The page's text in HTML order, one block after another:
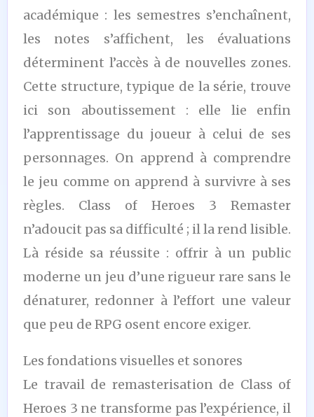
académique : les semestres s’enchaînent,
les notes s’affichent, les évaluations
déterminent l’accès à de nouvelles zones.
Cette structure, typique de la série, trouve
ici son aboutissement : elle lie enfin
l’apprentissage du joueur à celui de ses
personnages. On apprend à comprendre
le jeu comme on apprend à survivre à ses
règles. Class of Heroes 3 Remaster
n’adoucit pas sa difficulté ; il la rend lisible.
Là réside sa réussite : offrir à un public
moderne un jeu d’une rigueur rare sans le
dénaturer, redonner à l’effort une valeur
que peu de RPG osent encore exiger.
Les fondations visuelles et sonores
Le travail de remasterisation de Class of
Heroes 3 ne transforme pas l’expérience, il